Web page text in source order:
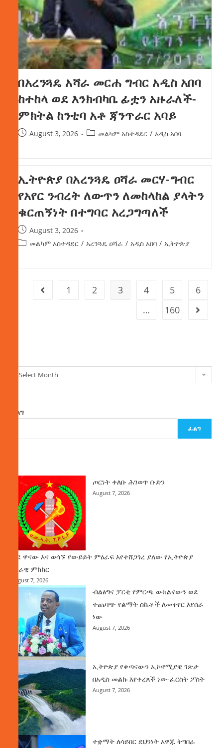
በአረንጓዴ አሻራ መርሐ ግብር አዲስ አበባ
ከተከላ ወደ እንክብካቤ ፊቷን አዙራለች-
ምክትል ከንቲባ አቶ ጃንጥራር አባይ
August 3, 2026 መልካም አስተዳደር / አዲስ አበባ
ኢትዮጵያ በአረንጓዴ ዐሻራ መርሃ-ግብር
የአየር ንብረት ለውጥን ለመከላከል ያላትን
ቁርጠኝነት በተግባር አረጋግጣለች
August 3, 2026
መልካም አስተዳደር / አረንጓዴ ዐሻራ / አዲስ አበባ / ኢትዮጵያ
1 2 3 4 5
6
…
160
Select Month
ፈልግ
ፈልግ
ጦርነት ቀለቡ ሕገወጥ ቡድን
August 7, 2026
ወደ ዋናው እና ወሳኙ የውይይት ምዕራፍ እየተሸጋገረ ያለው የኢትዮጵያ
ሀገራዊ ምክክር
August 7, 2026
ብልፅግና ፓርቲ የምርጫ ውክልናውን ወደ
ተጨባጭ የልማት ስኬቶች ለመቀየር እየሰራ
ነው
August 7, 2026
ኢትዮጵያ የቀጣናውን ኢኮኖሚያዊ ገጽታ
በአዲስ መልኩ እየቀረጸች ነው-ፈርስት ፖስት
August 7, 2026
ተቋማት ለሳይበር ደህንነት አዋጁ ትግበራ